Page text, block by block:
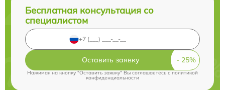
Бесплатная консультация со
специалистом
Оставить заявку
Нажимая на кнопку "Оставить заявку" Вы соглашаетесь cполитикой
конфиденциальности